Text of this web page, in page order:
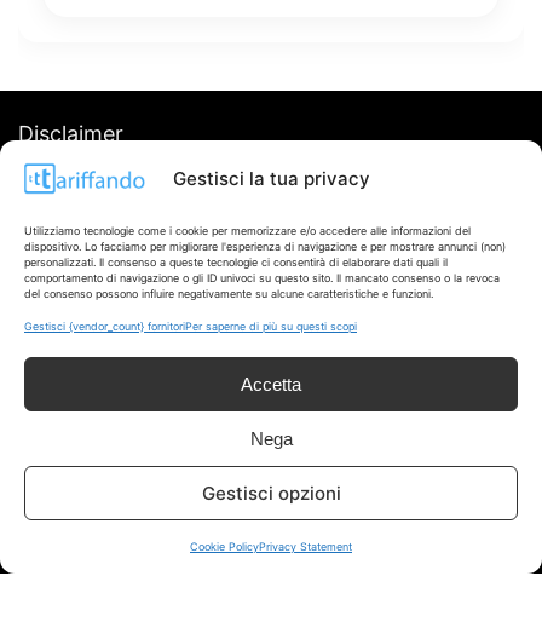
Gestisci la tua privacy
Utilizziamo tecnologie come i cookie per memorizzare e/o accedere alle informazioni del
dispositivo. Lo facciamo per migliorare l'esperienza di navigazione e per mostrare annunci (non)
personalizzati. Il consenso a queste tecnologie ci consentirà di elaborare dati quali il
comportamento di navigazione o gli ID univoci su questo sito. Il mancato consenso o la revoca
del consenso possono influire negativamente su alcune caratteristiche e funzioni.
Gestisci {vendor_count} fornitoriPer saperne di più su questi scopi
Accetta
Nega
Gestisci opzioni
Cookie PolicyPrivacy Statement
Disclaimer
I marchi citati appartengono ai rispettivi proprietari. Le offerte
sui siti ufficiali.
Info
In qualità di Affiliato Amazon ed eBay, Tariffando riceve un
guadagno dagli acquisti idonei.
Note Legali|Cookie Policy